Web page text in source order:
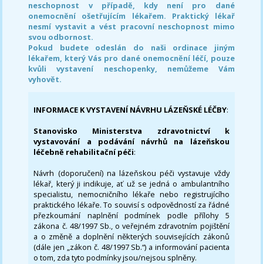
neschopnost v případě, kdy není pro dané
onemocnění ošetřujícím lékařem. Praktický lékař
nesmí vystavit a vést pracovní neschopnost mimo
svou odbornost.
Pokud budete odeslán do naši ordinace jiným
lékařem, který Vás pro dané onemocnění léčí, pouze
kvůli vystavení neschopenky, nemůžeme Vám
vyhovět.
INFORMACE K VYSTAVENÍ NÁVRHU LÁZEŇSKÉ LÉČBY:
Stanovisko Ministerstva zdravotnictví k
vystavování a podávání návrhů na lázeňskou
léčebně rehabilitační péči:
Návrh (doporučení) na lázeňskou péči vystavuje vždy
lékař, který ji indikuje, ať už se jedná o ambulantního
specialistu, nemocničního lékaře nebo registrujícího
praktického lékaře. To souvisí s odpovědností za řádné
přezkoumání naplnění podmínek podle přílohy 5
zákona č. 48/1997 Sb., o veřejném zdravotním pojištění
a o změně a doplnění některých souvisejících zákonů
(dále jen „zákon č. 48/1997 Sb.“) a informování pacienta
o tom, zda tyto podmínky jsou/nejsou splněny.